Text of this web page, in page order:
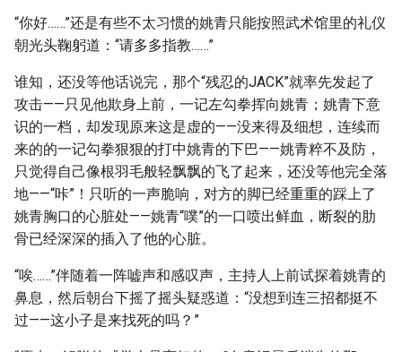
“你好……”还是有些不太习惯的姚青只能按照武术馆里的礼仪
朝光头鞠躬道：“请多多指教……”
谁知，还没等他话说完，那个“残忍的JACK”就率先发起了
攻击——只见他欺身上前，一记左勾拳挥向姚青；姚青下意
识的一档，却发现原来这是虚的——没来得及细想，连续而
来的的一记勾拳狠狠的打中姚青的下巴——姚青粹不及防，
只觉得自己像根羽毛般轻飘飘的飞了起来，还没等他完全落
地——“咔”！只听的一声脆响，对方的脚已经重重的踩上了
姚青胸口的心脏处——姚青“噗”的一口喷出鲜血，断裂的肋
骨已经深深的插入了他的心脏。
“唉……”伴随着一阵嘘声和感叹声，主持人上前试探着姚青的
鼻息，然后朝台下摇了摇头疑惑道：“没想到连三招都挺不
过——这小子是来找死的吗？”